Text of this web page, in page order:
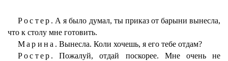
Ростер. А я было думал, ты приказ от барыни вынесла,
что к столу мне готовить.
Марина. Вынесла. Коли хочешь, я его тебе отдам?
Ростер. Пожалуй, отдай поскорее. Мне очень не